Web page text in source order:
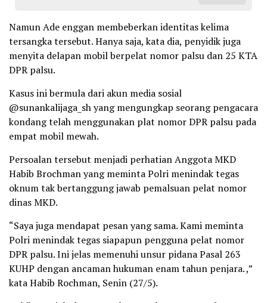
Namun Ade enggan membeberkan identitas kelima
tersangka tersebut. Hanya saja, kata dia, penyidik ​​juga
menyita delapan mobil berpelat nomor palsu dan 25 KTA
DPR palsu.
Kasus ini bermula dari akun media sosial
@sunankalijaga_sh yang mengungkap seorang pengacara
kondang telah menggunakan plat nomor DPR palsu pada
empat mobil mewah.
Persoalan tersebut menjadi perhatian Anggota MKD
Habib Brochman yang meminta Polri menindak tegas
oknum tak bertanggung jawab pemalsuan pelat nomor
dinas MKD.
“Saya juga mendapat pesan yang sama. Kami meminta
Polri menindak tegas siapapun pengguna pelat nomor
DPR palsu. Ini jelas memenuhi unsur pidana Pasal 263
KUHP dengan ancaman hukuman enam tahun penjara. ,”
kata Habib Rochman, Senin (27/5).